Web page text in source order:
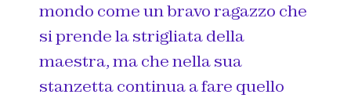
mondo come un bravo ragazzo che
si prende la strigliata della
maestra, ma che nella sua
stanzetta continua a fare quello